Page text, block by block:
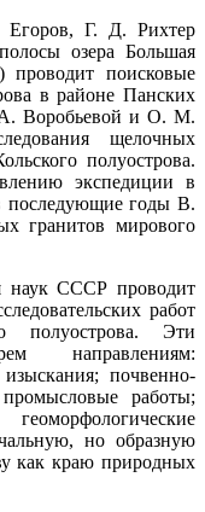
Г. Д. Рихтер
озера Большая
проводит поисковые
в районе Панских
А. Воробьевой и О. М.
щелочных
полуострова.
экспедиции в
последующие годы В.
гранитов мирового
наук СССР проводит
работ
полуострова. Эти
направлениям:
почвенно-
работы;
но образную
как краю природных